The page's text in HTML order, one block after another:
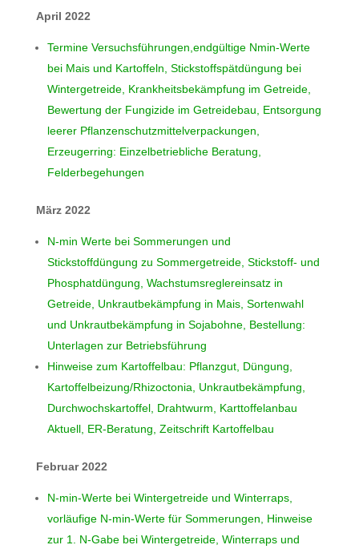
April 2022
Termine Versuchsführungen,endgültige Nmin-Werte
bei Mais und Kartoffeln, Stickstoffspätdüngung bei
Wintergetreide, Krankheitsbekämpfung im Getreide,
Bewertung der Fungizide im Getreidebau, Entsorgung
leerer Pflanzenschutzmittelverpackungen,
Erzeugerring: Einzelbetriebliche Beratung,
Felderbegehungen
März 2022
N-min Werte bei Sommerungen und
Stickstoffdüngung zu Sommergetreide, Stickstoff- und
Phosphatdüngung, Wachstumsreglereinsatz in
Getreide, Unkrautbekämpfung in Mais, Sortenwahl
und Unkrautbekämpfung in Sojabohne, Bestellung:
Unterlagen zur Betriebsführung
Hinweise zum Kartoffelbau: Pflanzgut, Düngung,
Kartoffelbeizung/Rhizoctonia, Unkrautbekämpfung,
Durchwochskartoffel, Drahtwurm, Karttoffelanbau
Aktuell, ER-Beratung, Zeitschrift Kartoffelbau
Februar 2022
N-min-Werte bei Wintergetreide und Winterraps,
vorläufige N-min-Werte für Sommerungen, Hinweise
zur 1. N-Gabe bei Wintergetreide, Winterraps und